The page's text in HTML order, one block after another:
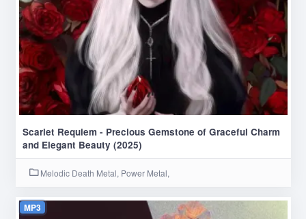
Scarlet Requiem - Precious Gemstone of Graceful Charm
and Elegant Beauty (2025)
Melodic Death Metal, Power Metal,
MP3